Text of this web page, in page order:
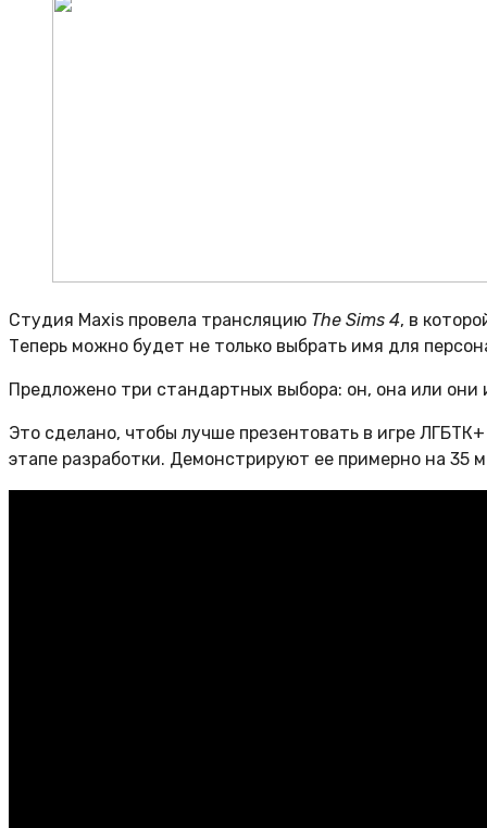
Студия Maxis провела трансляцию The Sims 4, в
Теперь можно будет не только выбрать имя для
Предложено три стандартных выбора: он, она или
Это сделано, чтобы лучше презентовать в игре
этапе разработки. Демонстрируют ее примерно на 35